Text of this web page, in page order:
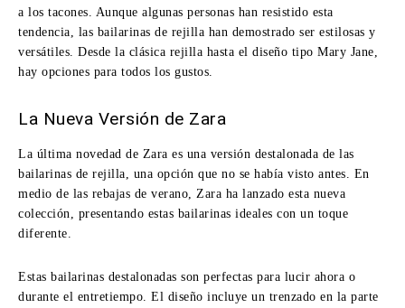
a los tacones. Aunque algunas personas han resistido esta
tendencia, las bailarinas de rejilla han demostrado ser estilosas y
versátiles. Desde la clásica rejilla hasta el diseño tipo Mary Jane,
hay opciones para todos los gustos.
La Nueva Versión de Zara
La última novedad de Zara es una versión destalonada de las
bailarinas de rejilla, una opción que no se había visto antes. En
medio de las rebajas de verano, Zara ha lanzado esta nueva
colección, presentando estas bailarinas ideales con un toque
diferente.
Estas bailarinas destalonadas son perfectas para lucir ahora o
durante el entretiempo. El diseño incluye un trenzado en la parte